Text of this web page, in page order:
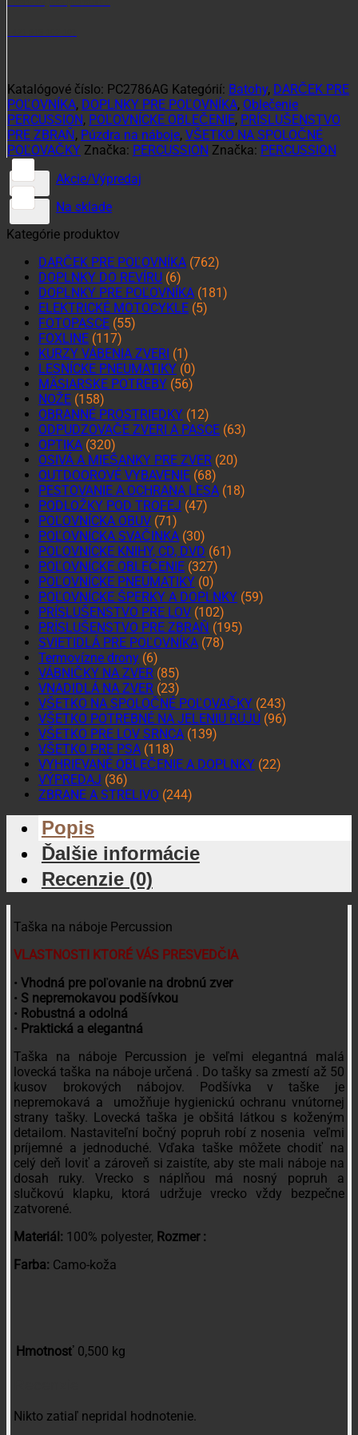
Katalógové číslo: PC2786AG Kategórií: Batohy, DARČEK PRE
POĽOVNÍKA, DOPLNKY PRE POĽOVNÍKA, Oblečenie
PERCUSSION, POĽOVNÍCKE OBLEČENIE, PRÍSLUŠENSTVO
PRE ZBRAŇ, Púzdra na náboje, VŠETKO NA SPOLOČNÉ
POĽOVAČKY Značka: PERCUSSION Značka: PERCUSSION
Akcie/Výpredaj
Na sklade
Kategórie produktov
DARČEK PRE POĽOVNÍKA (762)
DOPLNKY DO REVÍRU (6)
DOPLNKY PRE POĽOVNÍKA (181)
ELEKTRICKÉ MOTOCYKLE (5)
FOTOPASCE (55)
FOXLINE (117)
KURZY VÁBENIA ZVERI (1)
LESNÍCKE PNEUMATIKY (0)
MÄSIARSKE POTREBY (56)
NOŽE (158)
OBRANNÉ PROSTRIEDKY (12)
ODPUDZOVAČE ZVERI A PASCE (63)
OPTIKA (320)
OSIVÁ A MIEŠANKY PRE ZVER (20)
OUTDOOROVÉ VYBAVENIE (68)
PESTOVANIE A OCHRANA LESA (18)
PODLOŽKY POD TROFEJ (47)
POĽOVNÍCKA OBUV (71)
POĽOVNÍCKA SVAČINKA (30)
POĽOVNÍCKE KNIHY, CD, DVD (61)
POĽOVNÍCKE OBLEČENIE (327)
POĽOVNÍCKE PNEUMATIKY (0)
POĽOVNÍCKE ŠPERKY A DOPLNKY (59)
PRÍSLUŠENSTVO PRE LOV (102)
PRÍSLUŠENSTVO PRE ZBRAŇ (195)
SVIETIDLÁ PRE POĽOVNÍKA (78)
Termovízne drony (6)
VÁBNIČKY NA ZVER (85)
VNADIDLÁ NA ZVER (23)
VŠETKO NA SPOLOČNÉ POĽOVAČKY (243)
VŠETKO POTREBNÉ NA JELENIU RUJU (96)
VŠETKO PRE LOV SRNCA (139)
VŠETKO PRE PSA (118)
VYHRIEVANÉ OBLEČENIE A DOPLNKY (22)
VÝPREDAJ (36)
ZBRANE A STRELIVO (244)
Popis
Ďalšie informácie
Recenzie (0)
Taška na náboje Percussion
VLASTNOSTI KTORÉ VÁS PRESVEDČIA
• Vhodná pre poľovanie na drobnú zver
• S nepremokavou podšívkou
• Robustná a odolná
• Praktická a elegantná
Taška na náboje Percussion je veľmi elegantná malá
lovecká taška na náboje určená . Do tašky sa zmestí až 50
kusov brokových nábojov. Podšívka v taške je
nepremokavá a umožňuje hygienickú ochranu vnútornej
strany tašky. Lovecká taška je obšitá látkou s koženým
detailom. Nastaviteľní bočný popruh robí z nosenia veľmi
príjemné a jednoduché. Vďaka taške môžete chodiť na
celý deň loviť a zároveň si zaistíte, aby ste mali náboje na
dosah ruky. Vrecko s náplňou má nosný popruh a
slučkovú klapku, ktorá udržuje vrecko vždy bezpečne
zatvorené.
Materiál: 100% polyester, Rozmer :
Farba: Camo-koža
Hmotnosť 0,500 kg
Nikto zatiaľ nepridal hodnotenie.